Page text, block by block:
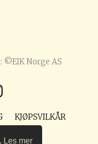
©EIK Norge AS
KJØPSVILKÅR
Les mer